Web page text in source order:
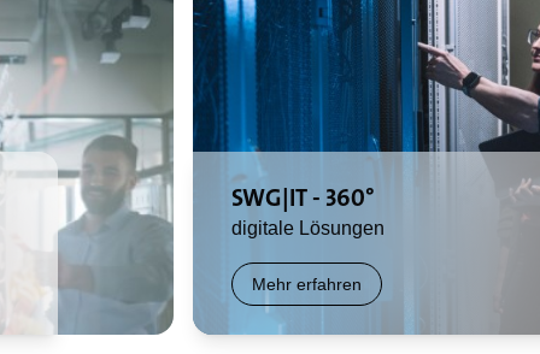
SWG|IT - 360°
digitale Lösungen
Mehr erfahren